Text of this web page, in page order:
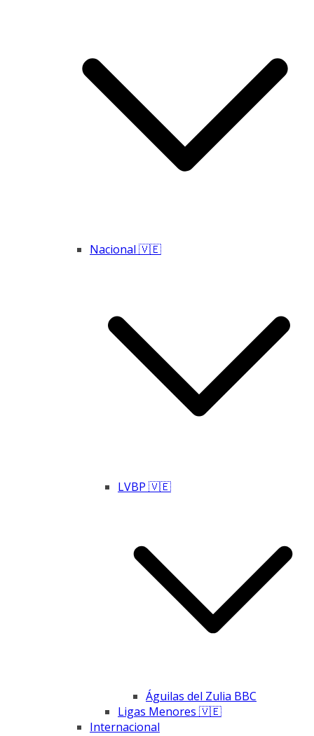
Nacional 🇻🇪
LVBP 🇻🇪
Águilas del Zulia BBC
Ligas Menores 🇻🇪
Internacional